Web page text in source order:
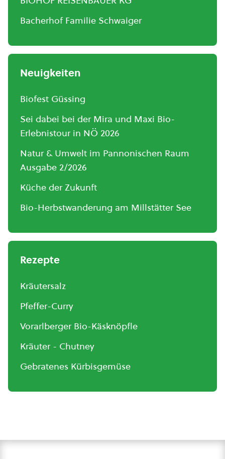
Bacherhof Familie Schwaiger
Neuigkeiten
Biofest Güssing
Sei dabei bei der Mira und Maxi Bio-
Erlebnistour in NÖ 2026
Natur & Umwelt im Pannonischen Raum
Ausgabe 2/2026
Küche der Zukunft
Bio-Herbstwanderung am Millstätter See
Rezepte
Kräutersalz
Pfeffer-Curry
Vorarlberger Bio-Käsknöpfle
Kräuter - Chutney
Gebratenes Kürbisgemüse